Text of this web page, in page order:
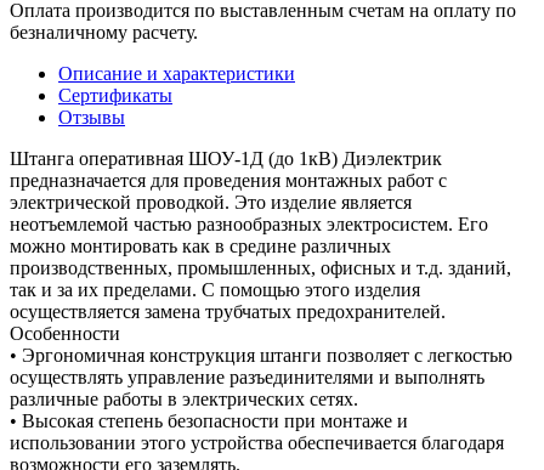
Оплата производится по выставленным счетам на оплату по
безналичному расчету.
Описание и характеристики
Сертификаты
Отзывы
Штанга оперативная ШОУ-1Д (до 1кВ) Диэлектрик
предназначается для проведения монтажных работ с
электрической проводкой. Это изделие является
неотъемлемой частью разнообразных электросистем. Его
можно монтировать как в средине различных
производственных, промышленных, офисных и т.д. зданий,
так и за их пределами. С помощью этого изделия
осуществляется замена трубчатых предохранителей.
Особенности
• Эргономичная конструкция штанги позволяет с легкостью
осуществлять управление разъединителями и выполнять
различные работы в электрических сетях.
• Высокая степень безопасности при монтаже и
использовании этого устройства обеспечивается благодаря
возможности его заземлять.